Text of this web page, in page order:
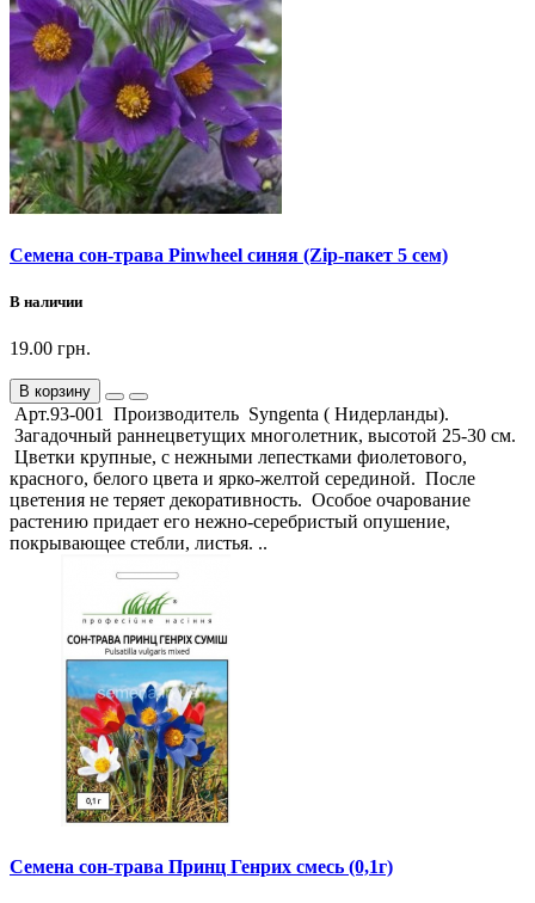
Семена сон-трава Pinwheel синяя (Zip-пакет 5 сем)
В наличии
19.00 грн.
В корзину
Арт.93-001 Производитель Syngenta ( Нидерланды).
Загадочный раннецветущих многолетник, высотой 25-30 см.
Цветки крупные, с нежными лепестками фиолетового,
красного, белого цвета и ярко-желтой серединой. После
цветения не теряет декоративность. Особое очарование
растению придает его нежно-серебристый опушение,
покрывающее стебли, листья. ..
Семена сон-трава Принц Генрих смесь (0,1г)